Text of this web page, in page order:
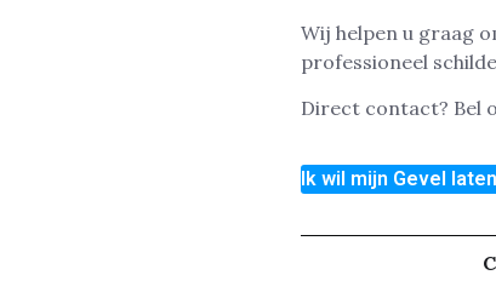
Wij helpen u graag
professioneel
Direct contact? Bel
Ik wil mijn Gevel